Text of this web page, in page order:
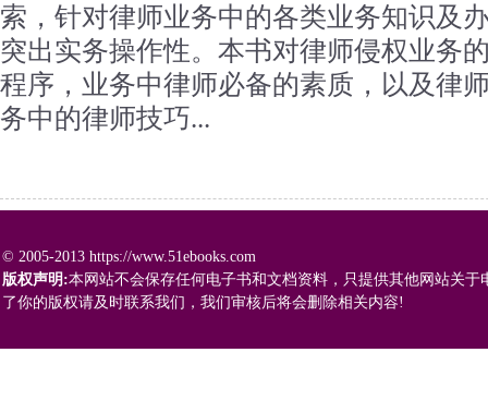
索，针对律师业务中的各类业务知识及
突出实务操作性。本书对律师侵权业务
程序，业务中律师必备的素质，以及律
务中的律师技巧...
© 2005-2013 https://www.51ebooks.com
版权声明:本网站不会保存任何电子书和文档资料，只提供其他网站关
了你的版权请及时联系我们，我们审核后将会删除相关内容!